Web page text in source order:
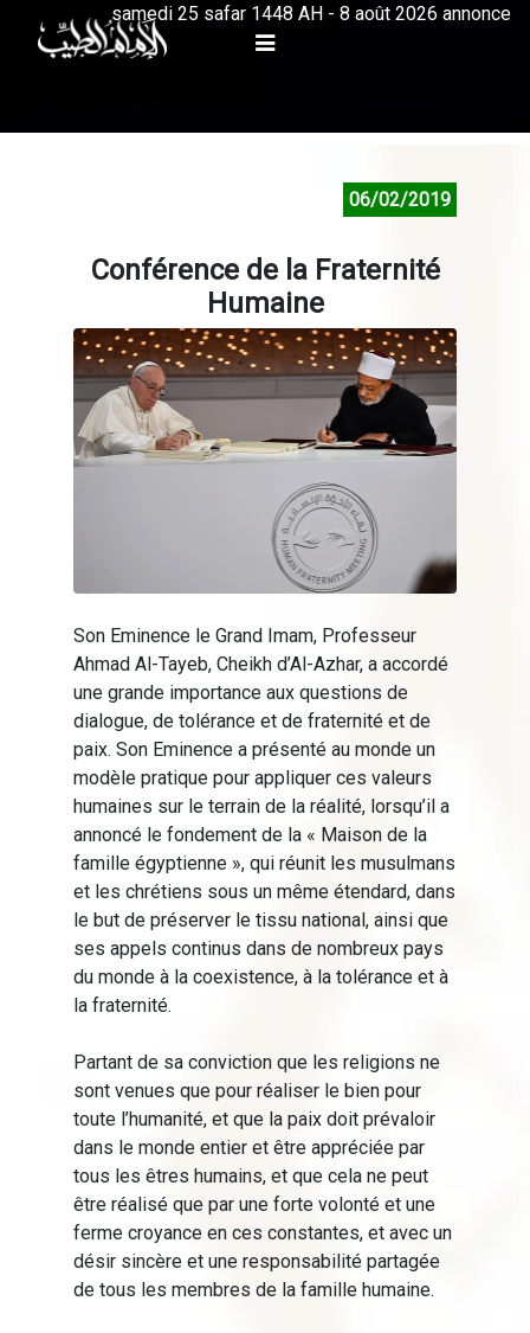
samedi 25 safar 1448 AH - 8 août 2026 annonce
06/02/2019
Conférence de la Fraternité
Humaine
Son Eminence le Grand Imam, Professeur
Ahmad Al-Tayeb, Cheikh d’Al-Azhar, a accordé
une grande importance aux questions de
dialogue, de tolérance et de fraternité et de
paix. Son Eminence a présenté au monde un
modèle pratique pour appliquer ces valeurs
humaines sur le terrain de la réalité, lorsqu’il a
annoncé le fondement de la « Maison de la
famille égyptienne », qui réunit les musulmans
et les chrétiens sous un même étendard, dans
le but de préserver le tissu national, ainsi que
ses appels continus dans de nombreux pays
du monde à la coexistence, à la tolérance et à
la fraternité.
Partant de sa conviction que les religions ne
sont venues que pour réaliser le bien pour
toute l’humanité, et que la paix doit prévaloir
dans le monde entier et être appréciée par
tous les êtres humains, et que cela ne peut
être réalisé que par une forte volonté et une
ferme croyance en ces constantes, et avec un
désir sincère et une responsabilité partagée
de tous les membres de la famille humaine.